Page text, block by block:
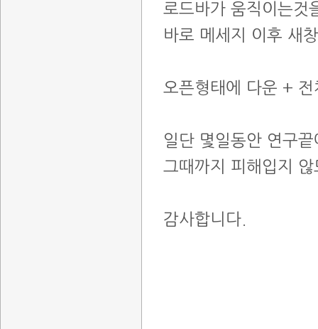
로드바가 움직이는것
바로 메세지 이후 새
오픈형태에 다운 +
일단 몇일동안 연구
그때까지 피해입지
감사합니다.